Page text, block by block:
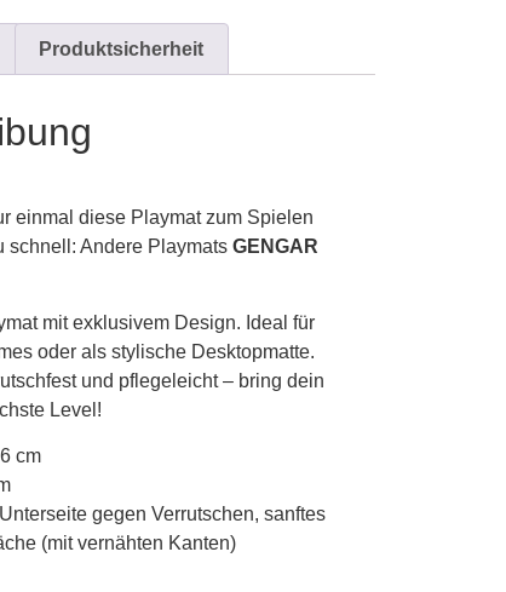
Produktsicherheit
einmal diese Playmat zum Spielen
schnell: Andere Playmats GENGAR
mit exklusivem Design. Ideal für
oder als stylische Desktopmatte.
und pflegeleicht – bring dein
Level!
cm
gegen Verrutschen, sanftes
(mit vernähten Kanten)